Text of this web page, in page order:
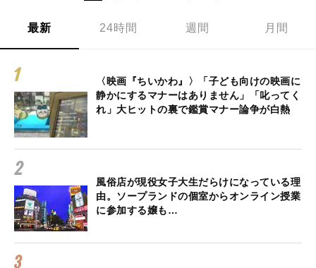
最新 24時間 週間 月間
〈映画『ちいかわ』〉「子ども向けの映画に
静かにするマナーはありません」「叱ってく
れ」大ヒットの裏で鑑賞マナー論争が白熱
風俗店が現役女子大生だらけになっている理
由。ソープランドの個室からオンライン授業
に参加する嬢も…